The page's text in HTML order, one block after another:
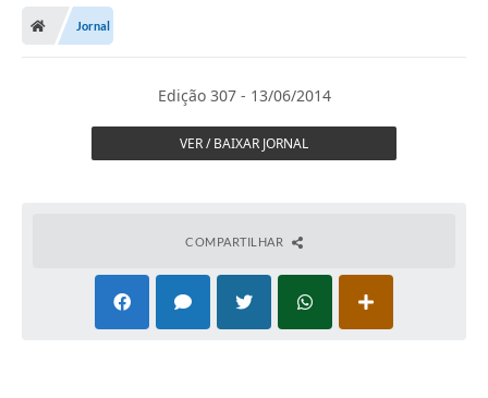
Jornal
Edição 307 - 13/06/2014
VER / BAIXAR JORNAL
COMPARTILHAR